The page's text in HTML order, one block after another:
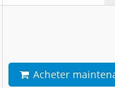
Acheter